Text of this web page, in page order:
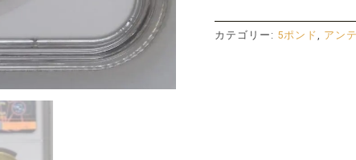
カテゴリー: 5ポンド, アン